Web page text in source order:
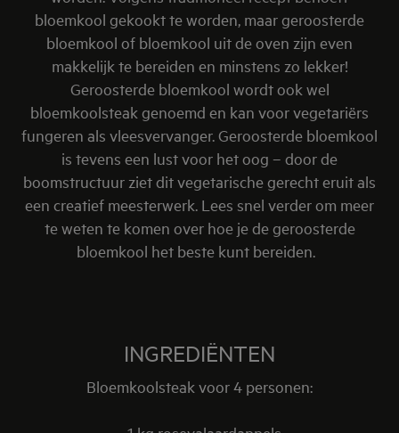
bloemkool gekookt te worden, maar geroosterde
bloemkool of bloemkool uit de oven zijn even
makkelijk te bereiden en minstens zo lekker!
Geroosterde bloemkool wordt ook wel
bloemkoolsteak genoemd en kan voor vegetariërs
fungeren als vleesvervanger. Geroosterde bloemkool
is tevens een lust voor het oog – door de
boomstructuur ziet dit vegetarische gerecht eruit als
een creatief meesterwerk. Lees snel verder om meer
te weten te komen over hoe je de geroosterde
bloemkool het beste kunt bereiden.
INGREDIËNTEN
Bloemkoolsteak voor 4 personen: